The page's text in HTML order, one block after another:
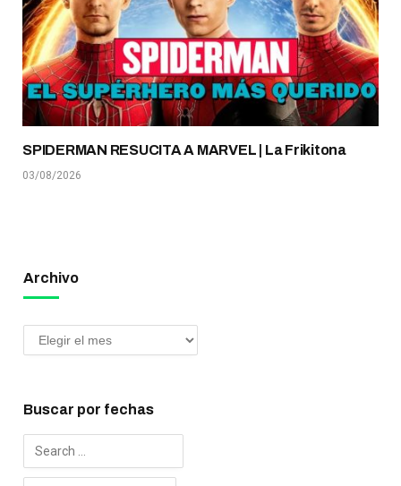
SPIDERMAN RESUCITA A MARVEL | La Frikitona
03/08/2026
Archivo
Buscar por fechas